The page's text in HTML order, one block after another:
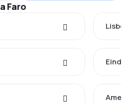
Faro